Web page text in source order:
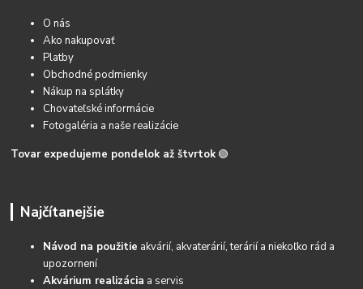
O nás
Ako nakupovať
Platby
Obchodné podmienky
Nákup na splátky
Chovateľské informácie
Fotogaléria a naše realizácie
Tovar expedujeme pondelok až štvrtok 🟢
Najčítanejšie
Návod na použitie akvárií, akvaterárií, terárií a niekoľko rád a
upozornení
Akvárium realizácia a servis